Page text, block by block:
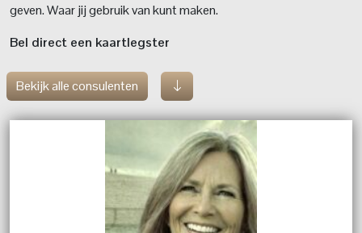
geven. Waar jij gebruik van kunt maken.
Bel direct een kaartlegster
Bekijk alle consulenten